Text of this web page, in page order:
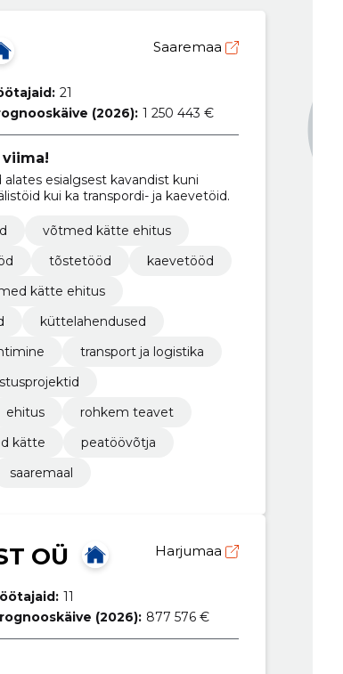
Saaremaa
21
(2026): 1 250 443 €
esialgsest kavandist kuni
kui ka transpordi- ja kaevetöid.
võtmed kätte ehitus
tõstetööd
kaevetööd
kätte ehitus
küttelahendused
transport ja logistika
ehitus
rohkem teavet
kätte
peatöövõtja
saaremaal
OÜ Harjumaa
11
(2026): 877 576 €